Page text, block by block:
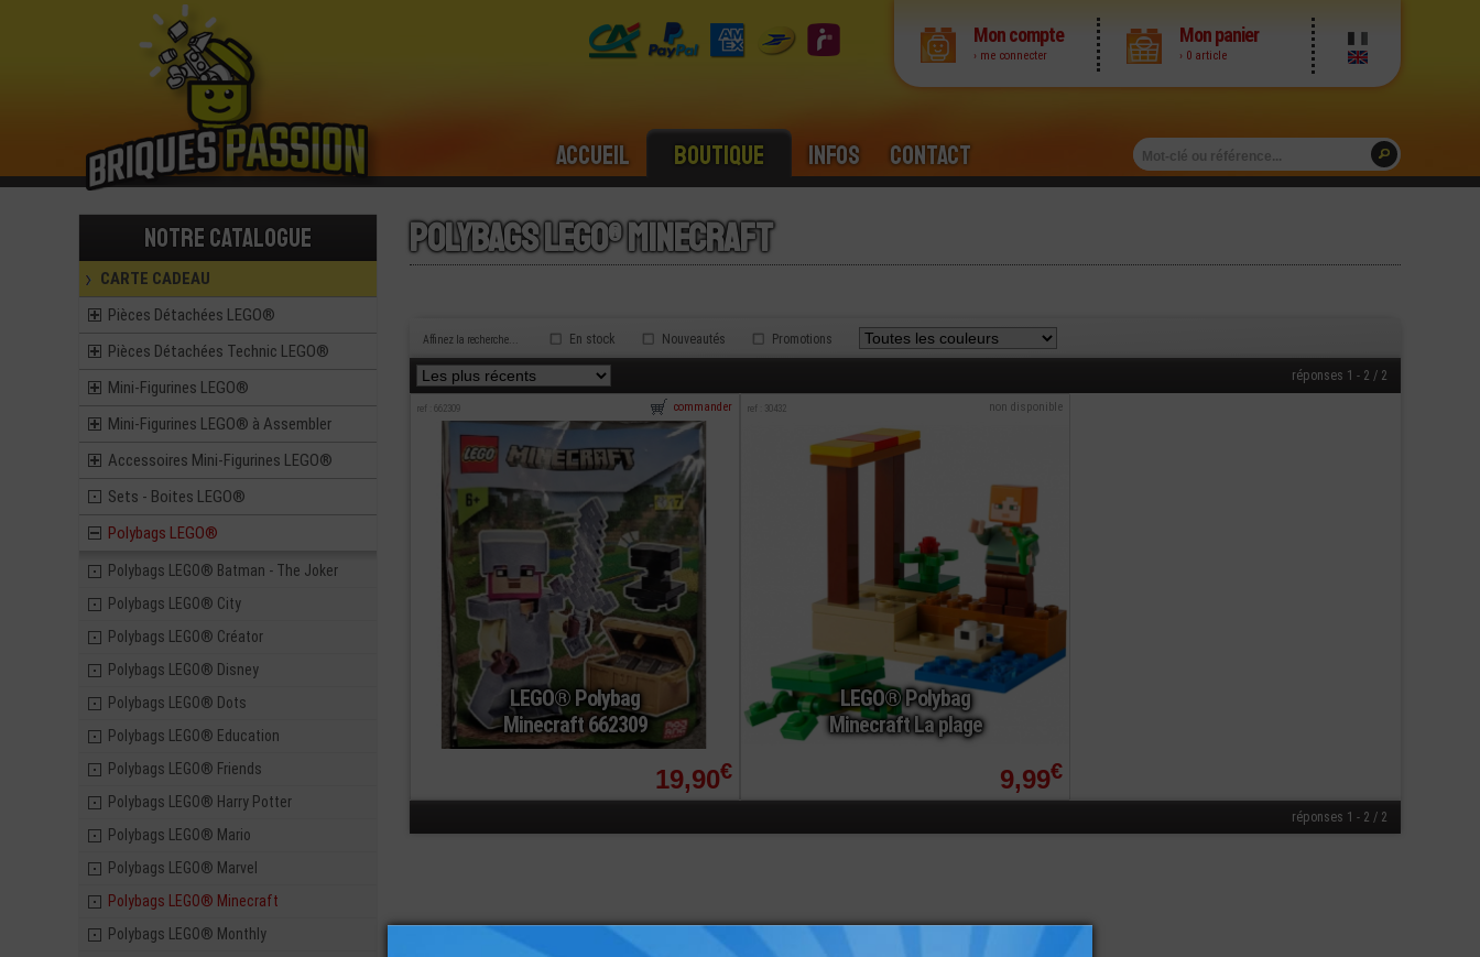
Mon compte
› me connecter
Mon panier
› 0 article
Accueil Boutique Infos Contact
Notre catalogue
CARTE CADEAU
Pièces Détachées LEGO®
Pièces Détachées Technic LEGO®
Mini-Figurines LEGO®
Mini-Figurines LEGO® à Assembler
Accessoires Mini-Figurines LEGO®
Sets - Boites LEGO®
Polybags LEGO®
Polybags LEGO® Batman - The Joker
Polybags LEGO® City
Polybags LEGO® Créator
Polybags LEGO® Disney
Polybags LEGO® Dots
Polybags LEGO® Education
Polybags LEGO® Friends
Polybags LEGO® Harry Potter
Polybags LEGO® Mario
Polybags LEGO® Marvel
Polybags LEGO® Minecraft
Polybags LEGO® Monthly
Polybags lego® minecraft
Affinez la recherche... En stock Nouveautés Promotions
réponses 1 - 2 / 2
LEGO® Polybag
Minecraft 662309
ref : 662309
19,90€
commander
LEGO® Polybag
Minecraft La plage
ref : 30432
9,99€
non disponible
réponses 1 - 2 / 2